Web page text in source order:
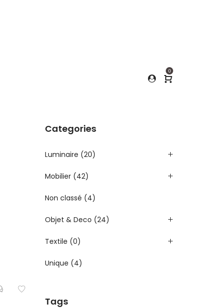
0
Categories
Luminaire (20)
Mobilier (42)
Non classé (4)
Objet & Deco (24)
Textile (0)
Unique (4)
Tags